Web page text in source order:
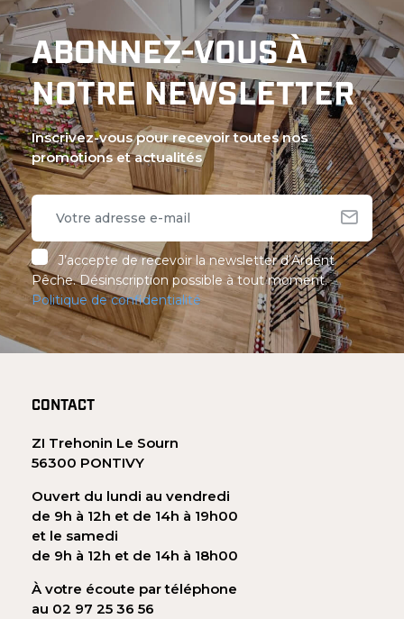
ABONNEZ-VOUS À
NOTRE NEWSLETTER
Inscrivez-vous pour recevoir toutes nos
promotions et actualités
J’accepte de recevoir la newsletter d’Ardent
Pêche. Désinscription possible à tout moment.
Politique de confidentialité
CONTACT
ZI Trehonin Le Sourn
56300 PONTIVY
Ouvert du lundi au vendredi
de 9h à 12h et de 14h à 19h00
et le samedi
de 9h à 12h et de 14h à 18h00
À votre écoute par téléphone
au 02 97 25 36 56